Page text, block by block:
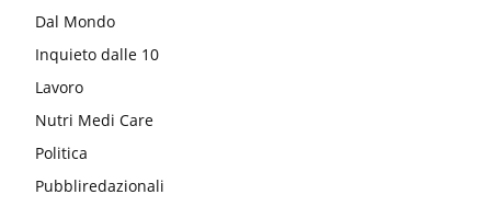
Dal Mondo
Inquieto dalle 10
Lavoro
Nutri Medi Care
Politica
Pubbliredazionali